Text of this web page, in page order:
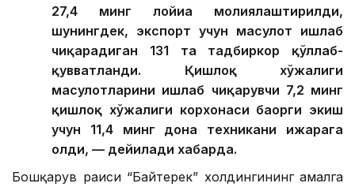
27,4 минг лойиҳа молиялаштирилди,
шунингдек, экспорт учун маҳсулот ишлаб
чиқарадиган 131 та тадбиркор қўллаб-
қувватланди. Қишлоқ хўжалиги
маҳсулотларини ишлаб чиқарувчи 7,2 минг
қишлоқ хўжалиги корхонаси баҳорги экиш
учун 11,4 минг дона техникани ижарага
олди, — дейилади хабарда.
Бошқарув раиси “Байтерек” холдингининг амалга